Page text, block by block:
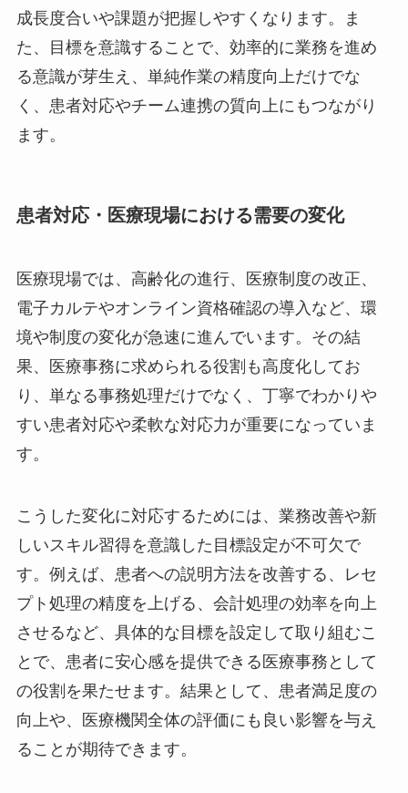
成長度合いや課題が把握しやすくなります。ま
た、目標を意識することで、効率的に業務を進め
る意識が芽生え、単純作業の精度向上だけでな
く、患者対応やチーム連携の質向上にもつながり
ます。
患者対応・医療現場における需要の変化
医療現場では、高齢化の進行、医療制度の改正、
電子カルテやオンライン資格確認の導入など、環
境や制度の変化が急速に進んでいます。その結
果、医療事務に求められる役割も高度化してお
り、単なる事務処理だけでなく、丁寧でわかりや
すい患者対応や柔軟な対応力が重要になっていま
す。
こうした変化に対応するためには、業務改善や新
しいスキル習得を意識した目標設定が不可欠で
す。例えば、患者への説明方法を改善する、レセ
プト処理の精度を上げる、会計処理の効率を向上
させるなど、具体的な目標を設定して取り組むこ
とで、患者に安心感を提供できる医療事務として
の役割を果たせます。結果として、患者満足度の
向上や、医療機関全体の評価にも良い影響を与え
ることが期待できます。